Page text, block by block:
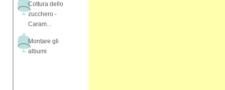
Cottura dello
zucchero -
Caram...
Montare gli
albumi